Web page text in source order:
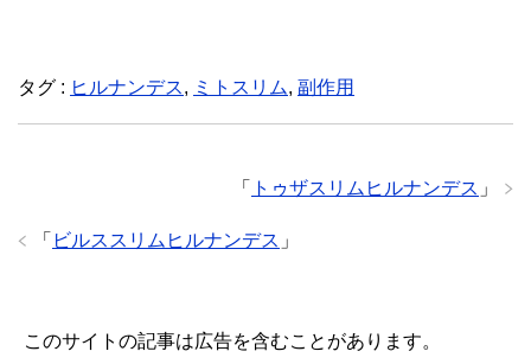
タグ : ヒルナンデス, ミトスリム, 副作用
「 トゥザスリムヒルナンデス 」
「 ビルススリムヒルナンデス 」
このサイトの記事は広告を含むことがあります。